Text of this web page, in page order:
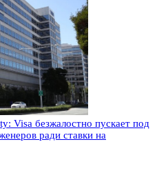
Visa безжалостно пускает под
ради ставки на